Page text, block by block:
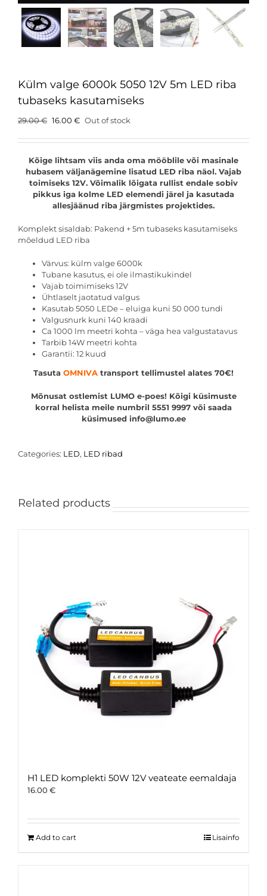
Külm valge 6000k 5050 12V 5m LED riba
tubaseks kasutamiseks
29.00€ Original
was:
16.00 €Current
is:
Out of stock
Kõige lihtsam viis anda oma mööblile või masinale
hubasem väljanägemine lisatud LED riba näol. Vajab
toimiseks 12V. Võimalik lõigata rullist endale sobiv
pikkus iga kolme LED elemendi järel ja kasutada
allesjäänud riba järgmistes projektides.
Komplekt sisaldab: Pakend + 5m tubaseks kasutamiseks
mõeldud LED riba
Värvus: külm valge 6000k
Tubane kasutus, ei ole ilmastikukindel
Vajab toimimiseks 12V
Ühtlaselt jaotatud valgus
Kasutab 5050 LEDe – eluiga kuni 50 000 tundi
Valgusnurk kuni 140 kraadi
Ca 1000 lm meetri kohta – väga hea valgustatavus
Tarbib 14W meetri kohta
Garantii: 12 kuud
Tasuta OMNIVA transport tellimustel alates 70€!
Mõnusat ostlemist LUMO e-poes! Kõigi küsimuste
korral helista meile numbril 5551 9997 või saada
küsimused info@lumo.ee
Categories: LED, LED ribad
Related products
H1 LED komplekti 50W 12V veateate eemaldaja
16.00 €
Add to cart Lisainfo